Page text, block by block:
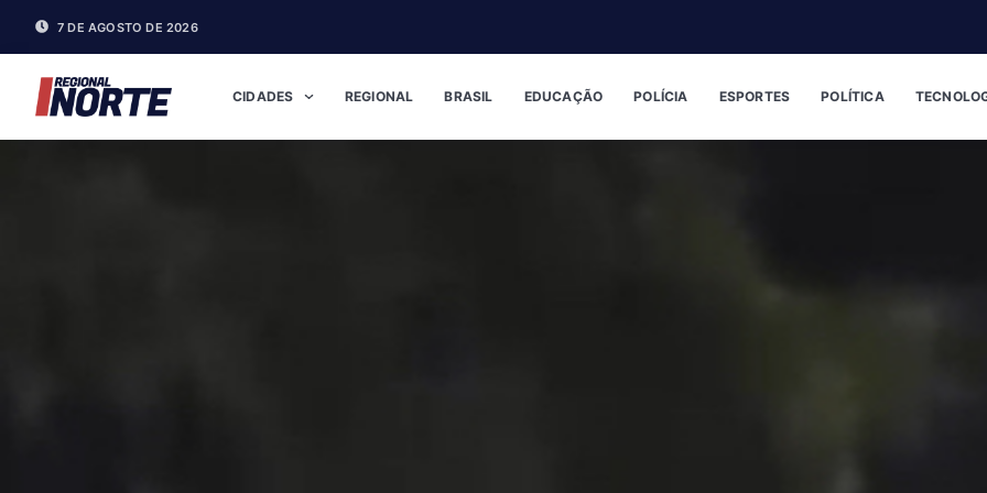
7 DE AGOSTO DE 2026
CIDADES REGIONAL BRASIL EDUCAÇÃO POLÍCIA ESPORTES POLÍTICA